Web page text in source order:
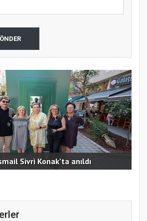
Sivri Konak’ta anıldı